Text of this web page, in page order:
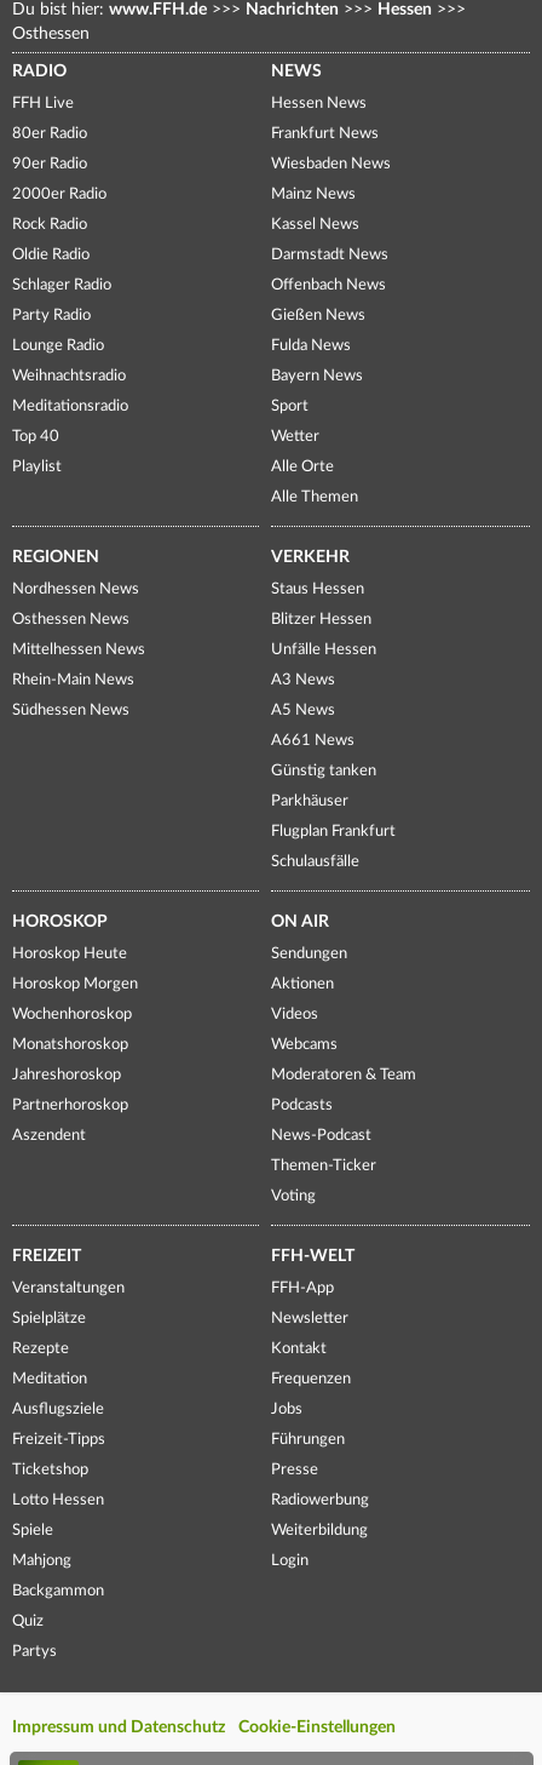
Du bist hier: www.FFH.de >>> Nachrichten >>> Hessen >>>
Osthessen
RADIO
FFH Live
80er Radio
90er Radio
2000er Radio
Rock Radio
Oldie Radio
Schlager Radio
Party Radio
Lounge Radio
Weihnachtsradio
Meditationsradio
Top 40
Playlist
NEWS
Hessen News
Frankfurt News
Wiesbaden News
Mainz News
Kassel News
Darmstadt News
Offenbach News
Gießen News
Fulda News
Bayern News
Sport
Wetter
Alle Orte
Alle Themen
REGIONEN
Nordhessen News
Osthessen News
Mittelhessen News
Rhein-Main News
Südhessen News
VERKEHR
Staus Hessen
Blitzer Hessen
Unfälle Hessen
A3 News
A5 News
A661 News
Günstig tanken
Parkhäuser
Flugplan Frankfurt
Schulausfälle
HOROSKOP
Horoskop Heute
Horoskop Morgen
Wochenhoroskop
Monatshoroskop
Jahreshoroskop
Partnerhoroskop
Aszendent
ON AIR
Sendungen
Aktionen
Videos
Webcams
Moderatoren & Team
Podcasts
News-Podcast
Themen-Ticker
Voting
FREIZEIT
Veranstaltungen
Spielplätze
Rezepte
Meditation
Ausflugsziele
Freizeit-Tipps
Ticketshop
Lotto Hessen
Spiele
Mahjong
Backgammon
Quiz
Partys
FFH-WELT
FFH-App
Newsletter
Kontakt
Frequenzen
Jobs
Führungen
Presse
Radiowerbung
Weiterbildung
Login
Impressum und Datenschutz Cookie-Einstellungen